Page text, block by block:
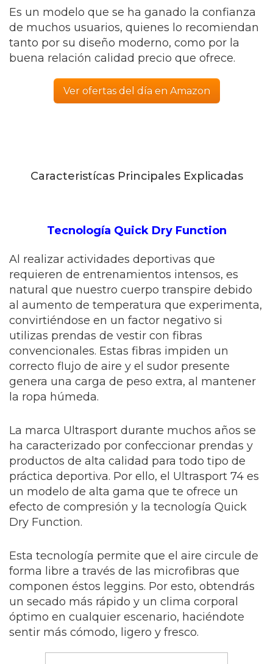
Es un modelo que se ha ganado la confianza
de muchos usuarios, quienes lo recomiendan
tanto por su diseño moderno, como por la
buena relación calidad precio que ofrece.
Ver ofertas del día en Amazon
Caracteristícas Principales Explicadas
Tecnología Quick Dry Function
Al realizar actividades deportivas que
requieren de entrenamientos intensos, es
natural que nuestro cuerpo transpire debido
al aumento de temperatura que experimenta,
convirtiéndose en un factor negativo si
utilizas prendas de vestir con fibras
convencionales. Estas fibras impiden un
correcto flujo de aire y el sudor presente
genera una carga de peso extra, al mantener
la ropa húmeda.
La marca Ultrasport durante muchos años se
ha caracterizado por confeccionar prendas y
productos de alta calidad para todo tipo de
práctica deportiva. Por ello, el Ultrasport 74 es
un modelo de alta gama que te ofrece un
efecto de compresión y la tecnología Quick
Dry Function.
Esta tecnología permite que el aire circule de
forma libre a través de las microfibras que
componen éstos leggins. Por esto, obtendrás
un secado más rápido y un clima corporal
óptimo en cualquier escenario, haciéndote
sentir más cómodo, ligero y fresco.